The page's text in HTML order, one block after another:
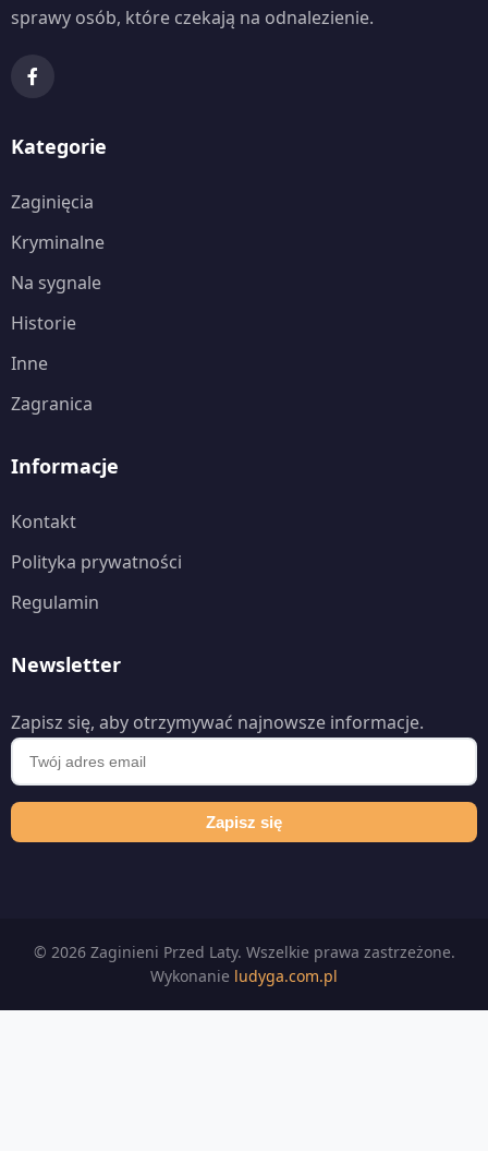
sprawy osób, które czekają na odnalezienie.
Kategorie
Zaginięcia
Kryminalne
Na sygnale
Historie
Inne
Zagranica
Informacje
Kontakt
Polityka prywatności
Regulamin
Newsletter
Zapisz się, aby otrzymywać najnowsze informacje.
Zapisz się
© 2026 Zaginieni Przed Laty. Wszelkie prawa zastrzeżone.
Wykonanie ludyga.com.pl